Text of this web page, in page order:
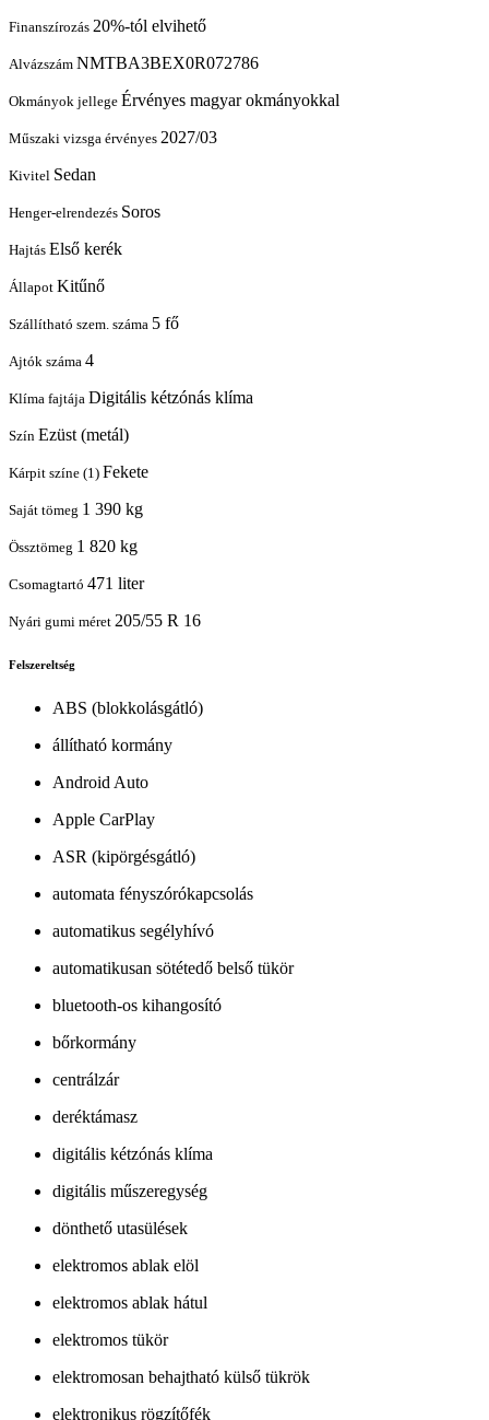
Finanszírozás 20%-tól elvihető
Alvázszám NMTBA3BEX0R072786
Okmányok jellege Érvényes magyar okmányokkal
Műszaki vizsga érvényes 2027/03
Kivitel Sedan
Henger-elrendezés Soros
Hajtás Első kerék
Állapot Kitűnő
Szállítható szem. száma 5 fő
Ajtók száma 4
Klíma fajtája Digitális kétzónás klíma
Szín Ezüst (metál)
Kárpit színe (1) Fekete
Saját tömeg 1 390 kg
Össztömeg 1 820 kg
Csomagtartó 471 liter
Nyári gumi méret 205/55 R 16
Felszereltség
ABS (blokkolásgátló)
állítható kormány
Android Auto
Apple CarPlay
ASR (kipörgésgátló)
automata fényszórókapcsolás
automatikus segélyhívó
automatikusan sötétedő belső tükör
bluetooth-os kihangosító
bőrkormány
centrálzár
deréktámasz
digitális kétzónás klíma
digitális műszeregység
dönthető utasülések
elektromos ablak elöl
elektromos ablak hátul
elektromos tükör
elektromosan behajtható külső tükrök
elektronikus rögzítőfék